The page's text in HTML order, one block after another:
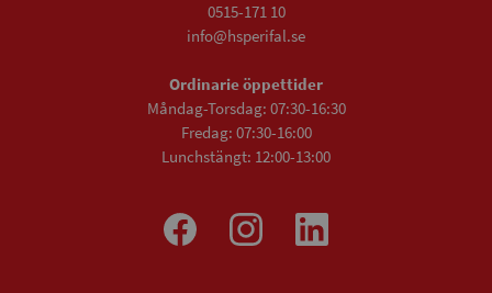
0515-171 10
info@hsperifal.se
Ordinarie öppettider
Måndag-Torsdag: 07:30-16:30
Fredag: 07:30-16:00
Lunchstängt: 12:00-13:00